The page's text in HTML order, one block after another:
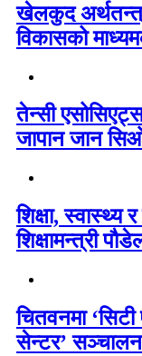
खेलकुद अर्थतन्त्र
विकासको
तेन्सी
जापान जान
शिक्षा, स्वास्थ्य
शिक्षामन्त्री
चितवनमा
सेन्टर’